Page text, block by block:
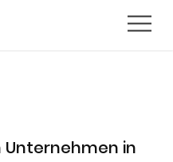
Unternehmen in